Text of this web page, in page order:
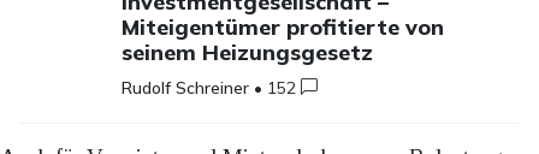
Miteigentümer profitierte von
seinem Heizungsgesetz
Rudolf Schreiner • 152